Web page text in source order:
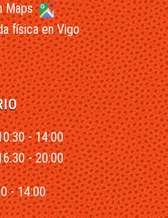
Maps
física en Vigo
- 14:00
- 20:00
- 14:00